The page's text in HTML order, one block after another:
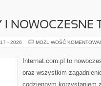
I NOWOCZESNE
- 2026 MOŻLIWOŚĆ
Internat.com.pl to
oraz wszystkim
codziennym korzystaniem